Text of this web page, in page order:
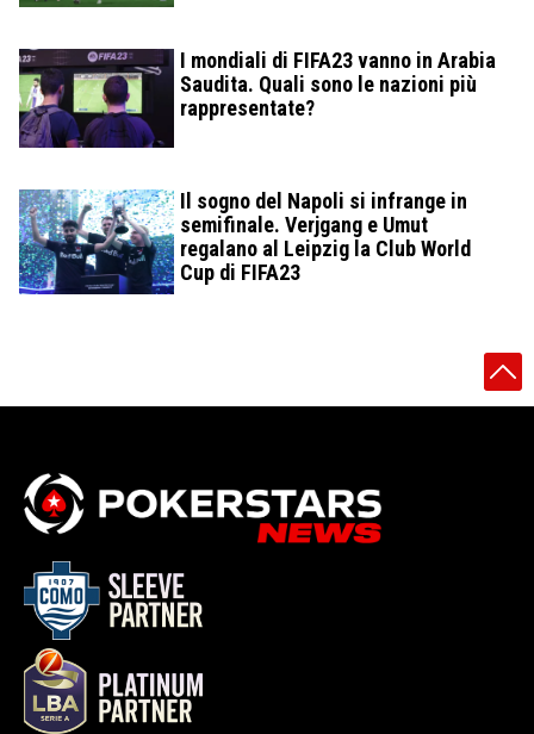
I mondiali di FIFA23 vanno in Arabia
Saudita. Quali sono le nazioni più
rappresentate?
Il sogno del Napoli si infrange in
semifinale. Verjgang e Umut
regalano al Leipzig la Club World
Cup di FIFA23